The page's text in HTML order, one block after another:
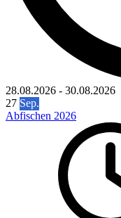
28.08.2026 - 30.08.2026
27 Sep.
Abfischen 2026